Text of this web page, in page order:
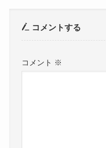
コメントする
コメント ※